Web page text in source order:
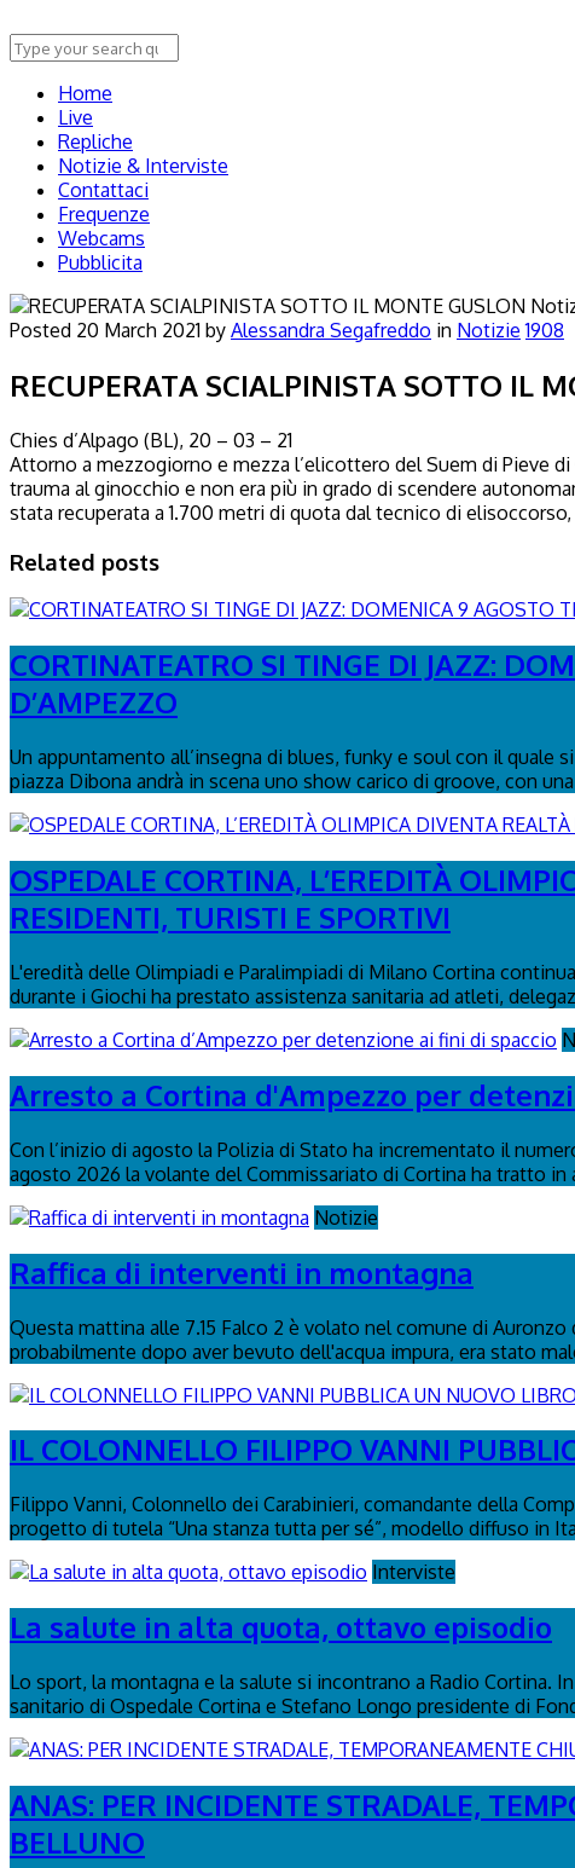
Home
Live
Repliche
Notizie & Interviste
Contattaci
Frequenze
Webcams
Pubblicita
Posted 20 March 2021 by Alessandra Segafreddo in Notizie 1908
RECUPERATA SCIALPINISTA SOTTO IL
Chies d’Alpago (BL), 20 – 03 – 21
Attorno a mezzogiorno e mezza l’elicottero del Suem di Pieve
trauma al ginocchio e non era più in grado di scendere
stata recuperata a 1.700 metri di quota dal tecnico di
Related posts
CORTINATEATRO SI TINGE DI JAZZ:
D’AMPEZZO
Un appuntamento all’insegna di blues, funky e soul con il
piazza Dibona andrà in scena uno show carico di groove, con
OSPEDALE CORTINA, L’EREDITÀ
RESIDENTI, TURISTI E SPORTIVI
L'eredità delle Olimpiadi e Paralimpiadi di Milano Cortina
durante i Giochi ha prestato assistenza sanitaria ad atleti,
Arresto a Cortina d'Ampezzo per
Con l’inizio di agosto la Polizia di Stato ha incrementato il
agosto 2026 la volante del Commissariato di Cortina ha tratto
Notizie
Raffica di interventi in montagna
Questa mattina alle 7.15 Falco 2 è volato nel comune di
probabilmente dopo aver bevuto dell'acqua impura, era stato
IL COLONNELLO FILIPPO VANNI
Filippo Vanni, Colonnello dei Carabinieri, comandante della
progetto di tutela “Una stanza tutta per sé”, modello diffuso in
Interviste
La salute in alta quota, ottavo episodio
Lo sport, la montagna e la salute si incontrano a Radio Cortina.
sanitario di Ospedale Cortina e Stefano Longo presidente di
ANAS: PER INCIDENTE STRADALE,
BELLUNO